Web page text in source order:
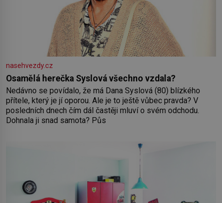
nasehvezdy.cz
Osamělá herečka Syslová všechno vzdala?
Nedávno se povídalo, že má Dana Syslová (80) blízkého
přítele, který je jí oporou. Ale je to ještě vůbec pravda? V
posledních dnech čím dál častěji mluví o svém odchodu.
Dohnala ji snad samota? Půs